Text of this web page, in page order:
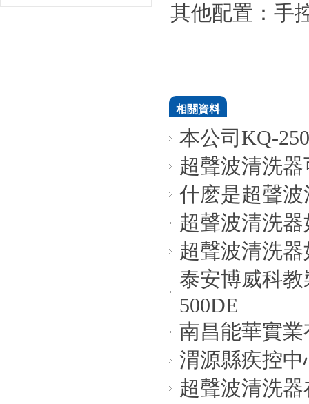
其他配置：手
相關資料
本公司KQ-
超聲波清洗
什麽是超聲
超聲波清洗
超聲波清洗
泰安博威科
500DE
南昌能華實
渭源縣疾控
超聲波清洗